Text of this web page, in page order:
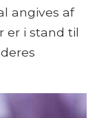
angives af
er i stand til